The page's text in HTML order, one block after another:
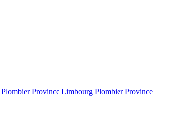
Plombier Province Limbourg Plombier Province